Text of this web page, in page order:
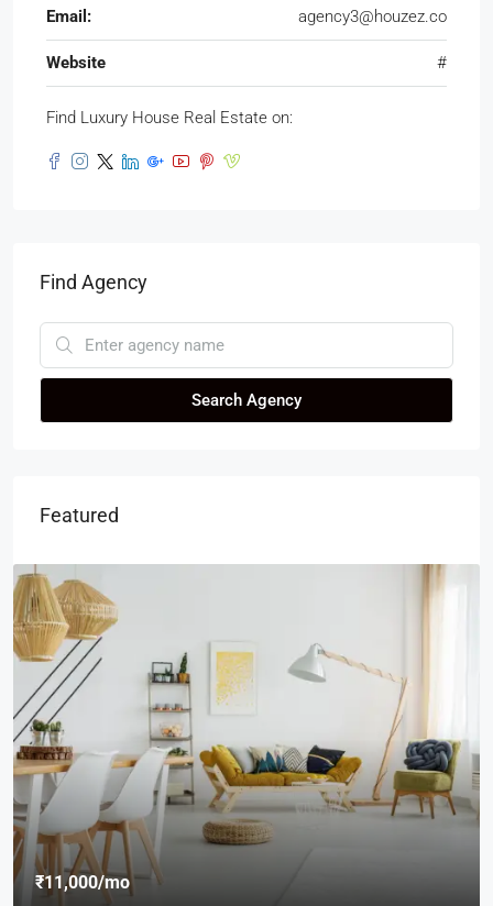
Email: agency3@houzez.co
Website #
Find Luxury House Real Estate on:
Find Agency
Search Agency
Featured
₹11,000/mo